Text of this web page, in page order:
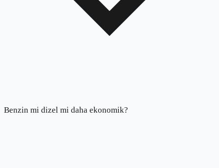
Benzin mi dizel mi daha ekonomik?